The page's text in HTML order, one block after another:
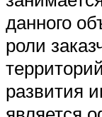
данного
роли
развития